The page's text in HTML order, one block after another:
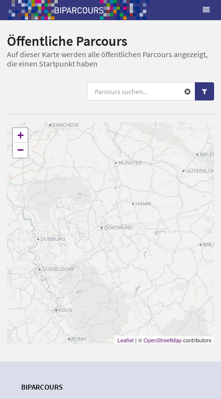
Öffentliche Parcours
Auf dieser Karte werden alle öffentlichen Parcours angezeigt,
die einen Startpunkt haben
+
−
Leaflet | ©OpenStreetMapcontributors
BIPARCOURS